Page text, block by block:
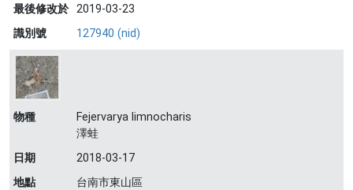
最後修改於 2019-03-23
識別號
127940 (nid)
物種
Fejervarya limnocharis
澤蛙
日期
2018-03-17
地點
台南市東山區